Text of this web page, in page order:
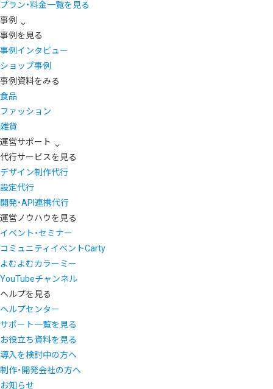
プラン・料金一覧を見る
事例
事例を見る
事例インタビュー
ショップ事例
事例資料をみる
食品
ファッション
雑貨
運営サポート
代行サービスを見る
デザイン制作代行
設定代行
開発・API連携代行
運営ノウハウを見る
イベント・セミナー
コミュニティイベントCarty
よむよむカラーミー
YouTubeチャンネル
ヘルプを見る
ヘルプセンター
サポート一覧を見る
お役立ち資料を見る
導入を検討中の方へ
制作・開発会社の方へ
お知らせ